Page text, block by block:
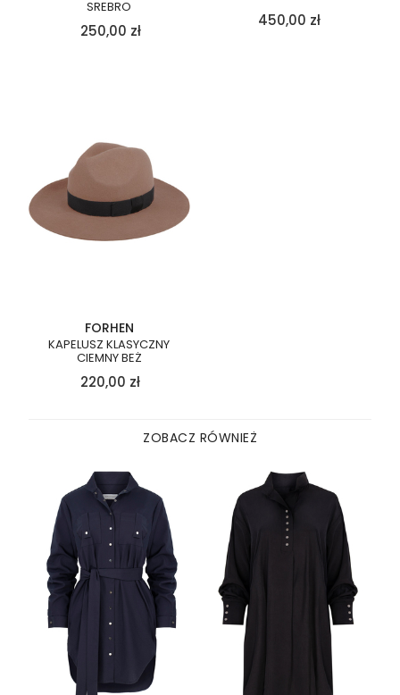
SREBRO
250,00 zł
450,00 zł
FORHEN
KAPELUSZ KLASYCZNY
CIEMNY BEŻ
220,00 zł
ZOBACZ RÓWNIEŻ